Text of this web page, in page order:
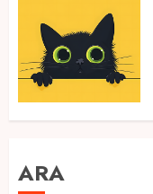
ARA